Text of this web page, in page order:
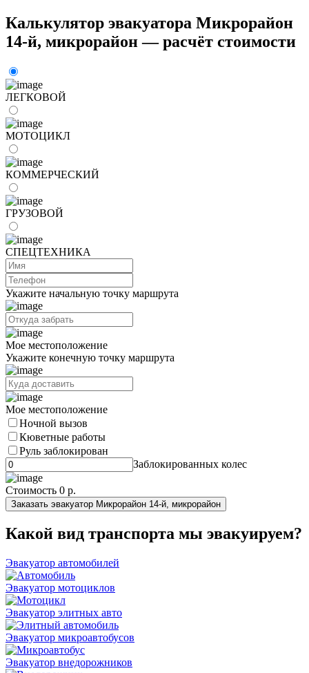
Калькулятор эвакуатора Микрорайон
14-й, микрорайон — расчёт стоимости
ЛЕГКОВОЙ
МОТОЦИКЛ
КОММЕРЧЕСКИЙ
ГРУЗОВОЙ
СПЕЦТЕХНИКА
Укажите начальную точку маршрута
Мое местоположение
Укажите конечную точку маршрута
Мое местоположение
Ночной вызов
Кюветные работы
Руль заблокирован
Заблокированных колес
Стоимость 0 р.
Заказать эвакуатор Микрорайон 14-й, микрорайон
Какой вид транспорта мы эвакуируем?
Эвакуатор автомобилей
Эвакуатор мотоциклов
Эвакуатор элитных авто
Эвакуатор микроавтобусов
Эвакуатор внедорожников